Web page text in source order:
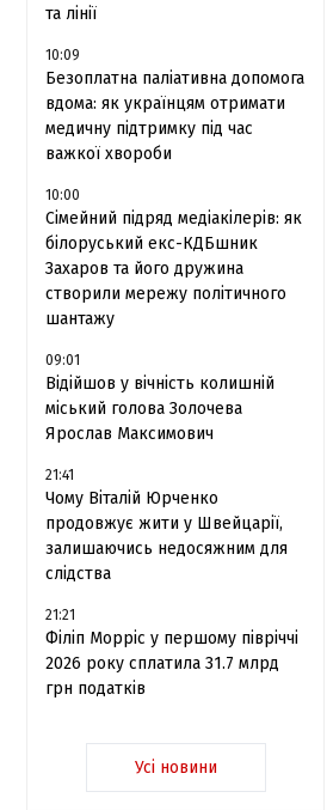
та лінії
10:09
Безоплатна паліативна допомога
вдома: як українцям отримати
медичну підтримку під час
важкої хвороби
10:00
Сімейний підряд медіакілерів: як
білоруський екс-КДБшник
Захаров та його дружина
створили мережу політичного
шантажу
09:01
Відійшов у вічність колишній
міський голова Золочева
Ярослав Максимович
21:41
Чому Віталій Юрченко
продовжує жити у Швейцарії,
залишаючись недосяжним для
слідства
21:21
Філіп Морріс у першому півріччі
2026 року сплатила 31.7 млрд
грн податків
Усі новини